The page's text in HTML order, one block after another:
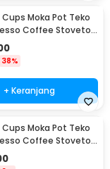
Moka Pot Teko
Coffee Stovetop
- Z20
38%
+ Keranjang
Moka Pot Teko
Coffee Stovetop
- Z20